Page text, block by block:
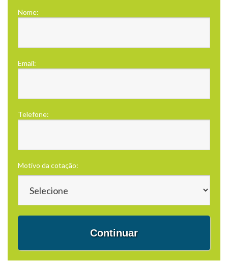
Nome:
Email:
Telefone:
Motivo da cotação:
Continuar